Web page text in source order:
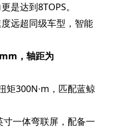
是达到8TOPS。
远超同级车型，智能
，轴距为
矩300N·m，匹配蓝鲸
一体弯联屏，配备一